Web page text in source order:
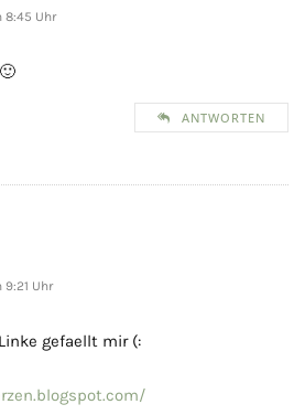
8:45 Uhr
ANTWORTEN
9:21 Uhr
gefaellt mir (: